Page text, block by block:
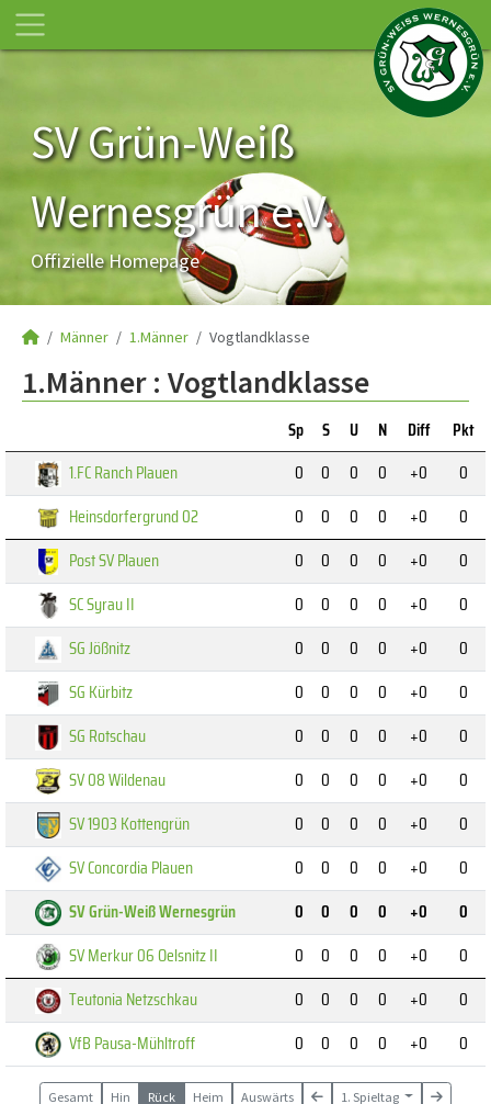
SV Grün-Weiß
Wernesgrün e.V.
Offizielle Homepage
Männer 1.Männer Vogtlandklasse
1.Männer : Vogtlandklasse
Sp S U N Diff
Pkt
1.FC Ranch Plauen
0 0 0 0 +0
0
Heinsdorfergrund 02
0 0 0 0 +0
0
Post SV Plauen
0 0 0 0 +0
0
SC Syrau II
0 0 0 0 +0
0
SG Jößnitz
0 0 0 0 +0
0
SG Kürbitz
0 0 0 0 +0
0
SG Rotschau
0 0 0 0 +0
0
SV 08 Wildenau
0 0 0 0 +0
0
SV 1903 Kottengrün
0 0 0 0 +0
0
SV Concordia Plauen
0 0 0 0 +0
0
SV Grün-Weiß Wernesgrün
0 0 0 0 +0
0
SV Merkur 06 Oelsnitz II
0 0 0 0 +0
0
Teutonia Netzschkau
0 0 0 0 +0
0
VfB Pausa-Mühltroff
0 0 0 0 +0 0
Gesamt Hin Rück Heim Auswärts 1. Spieltag